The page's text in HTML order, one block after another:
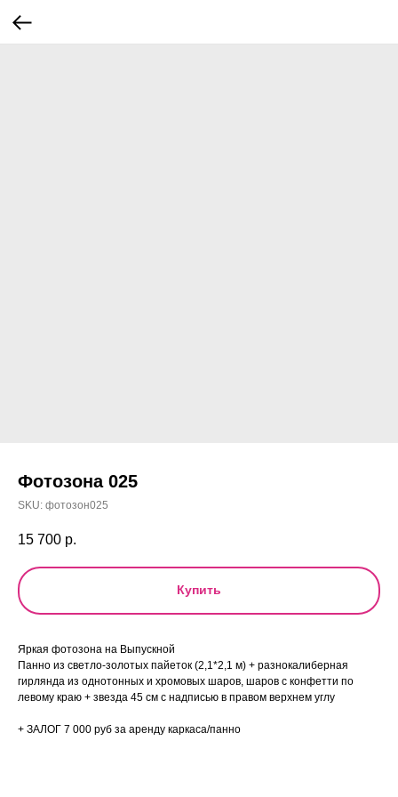
Фотозона 025
SKU: фотозон025
15 700 р.
Купить
Яркая фотозона на Выпускной
Панно из светло-золотых пайеток (2,1*2,1 м) + разнокалиберная
гирлянда из однотонных и хромовых шаров, шаров с конфетти по
левому краю + звезда 45 см с надписью в правом верхнем углу
+ ЗАЛОГ 7 000 руб за аренду каркаса/панно